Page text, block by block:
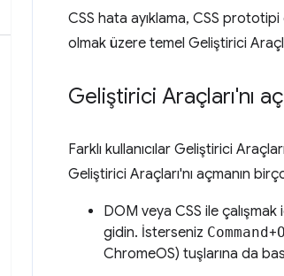
CSS hata ayıklama, CSS
olmak üzere temel Geliştirici
Geliştirici Araçları'nı aç
Farklı kullanıcılar Geliştirici
Geliştirici Araçları'nı açmanın
DOM veya CSS ile
gidin. İsterseniz Command+
ChromeOS) tuşlarına da